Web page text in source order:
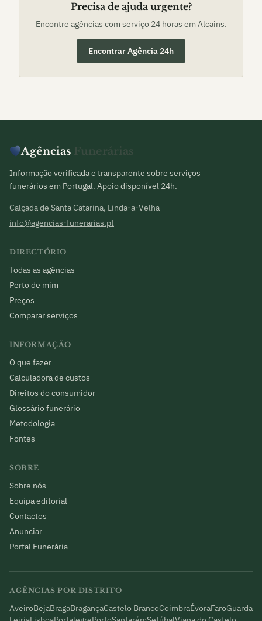
Precisa de ajuda urgente?
Encontre agências com serviço 24 horas em Alcains.
Encontrar Agência 24h
Agências Funerárias
Informação verificada e transparente sobre serviços
funerários em Portugal. Apoio disponível 24h.
Calçada de Santa Catarina, Linda-a-Velha
info@agencias-funerarias.pt
DIRECTÓRIO
Todas as agências
Perto de mim
Preços
Comparar serviços
INFORMAÇÃO
O que fazer
Calculadora de custos
Direitos do consumidor
Glossário funerário
Metodologia
Fontes
SOBRE
Sobre nós
Equipa editorial
Contactos
Anunciar
Portal Funerária
AGÊNCIAS POR DISTRITO
AveiroBejaBragaBragançaCastelo BrancoCoimbraÉvoraFaroGuarda